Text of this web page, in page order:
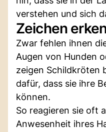
verstehen und sich
Zeichen
Zwar fehlen ihnen
Augen von Hunden
zeigen Schildkröten
dafür, dass sie ihre
können.
So reagieren sie oft
Anwesenheit ihres